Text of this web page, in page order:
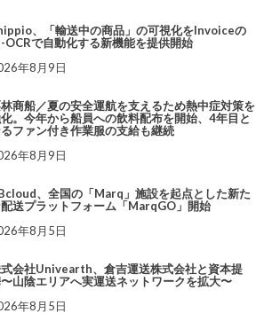
、「輸送中の商品」の可視化をInvoiceの
OCRで自動化する新機能を提供開始
年8月9日
商船／夏の安全運航を支えるため熱中症対策を
。今年から船員への飲料配布を開始、4年目と
ファン付き作業服の支給も継続
年8月9日
、全国の「Marq」施設を起点とした新た
送プラットフォーム「MarqGO」開始
年8月5日
会社Univearth、倉吉運送株式会社と資本提
山陰エリアへ実運送ネットワークを拡大〜
年8月5日